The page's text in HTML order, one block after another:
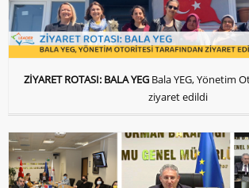
ZİYARET ROTASI: BALA YEG Bala YEG, Yönetim
ziyaret edildi